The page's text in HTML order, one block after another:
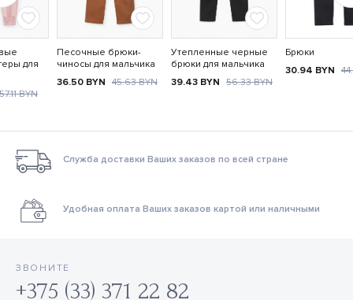
для
57.11BYN
Песочные брюки-
чиносы для мальчика
36.50 BYN 45.63BYN
Утепленные черные
брюки для мальчика
39.43 BYN 56.33BYN
Брюки
30.94 BYN
Служба доставки Ваших заказов по всей стране
Удобная оплата Ваших заказов картой или наличными
ЗВОНИТЕ
+375 (33) 371 22 82